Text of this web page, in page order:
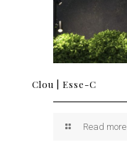
Clou | Esse-C
Read more